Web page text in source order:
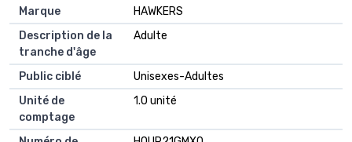
Marque
HAWKERS
Description de la
tranche d'âge
Adulte
Public ciblé
Unisexes-Adultes
Unité de
comptage
1.0 unité